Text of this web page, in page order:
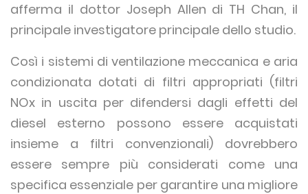
afferma il dottor Joseph Allen di TH Chan, il
principale investigatore principale dello studio.
Così i sistemi di ventilazione meccanica e aria
condizionata dotati di filtri appropriati (filtri
NOx in uscita per difendersi dagli effetti del
diesel esterno possono essere acquistati
insieme a filtri convenzionali) dovrebbero
essere sempre più considerati come una
specifica essenziale per garantire una migliore